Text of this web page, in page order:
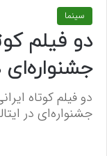
سینما
دو فیلم
جشنواره‌ای
دو فیلم‌ کوتاه
جشنواره‌ای در